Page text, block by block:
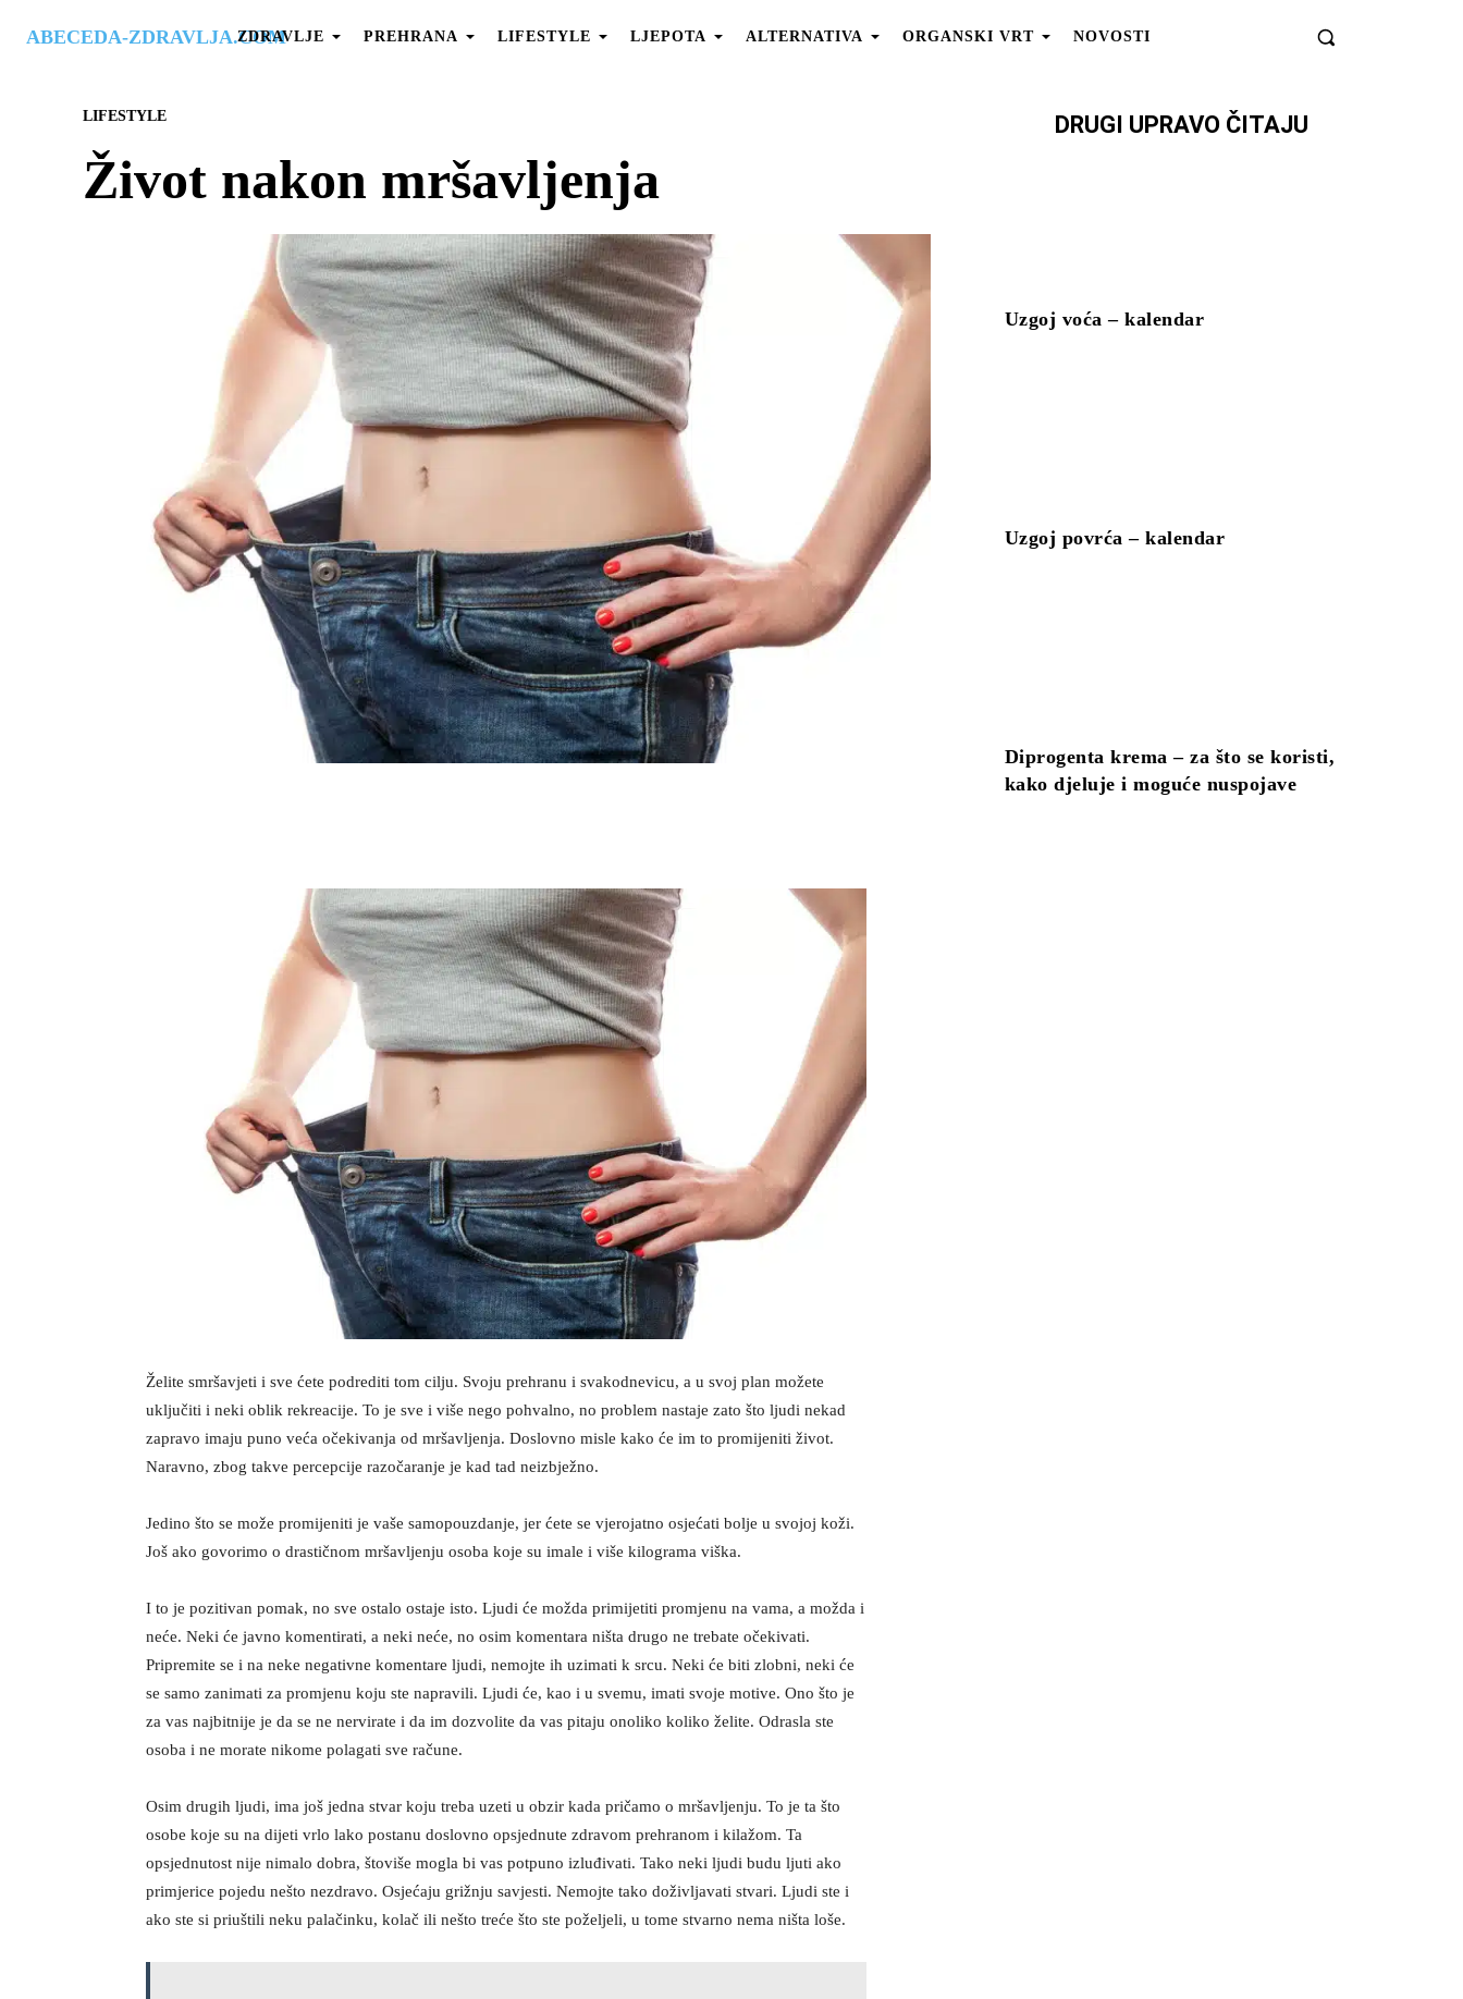
ABECEDA-ZDRAVLJA.COM
ZDRAVLJE PREHRANA LIFESTYLE LJEPOTA ALTERNATIVA ORGANSKI VRT NOVOSTI
LIFESTYLE
Život nakon mršavljenja
Želite smršavjeti i sve ćete podrediti tom cilju. Svoju prehranu i svakodnevicu, a u svoj plan možete
uključiti i neki oblik rekreacije. To je sve i više nego pohvalno, no problem nastaje zato što ljudi nekad
zapravo imaju puno veća očekivanja od mršavljenja. Doslovno misle kako će im to promijeniti život.
Naravno, zbog takve percepcije razočaranje je kad tad neizbježno.
Jedino što se može promijeniti je vaše samopouzdanje, jer ćete se vjerojatno osjećati bolje u svojoj koži.
Još ako govorimo o drastičnom mršavljenju osoba koje su imale i više kilograma viška.
I to je pozitivan pomak, no sve ostalo ostaje isto. Ljudi će možda primijetiti promjenu na vama, a možda i
neće. Neki će javno komentirati, a neki neće, no osim komentara ništa drugo ne trebate očekivati.
Pripremite se i na neke negativne komentare ljudi, nemojte ih uzimati k srcu. Neki će biti zlobni, neki će
se samo zanimati za promjenu koju ste napravili. Ljudi će, kao i u svemu, imati svoje motive. Ono što je
za vas najbitnije je da se ne nervirate i da im dozvolite da vas pitaju onoliko koliko želite. Odrasla ste
osoba i ne morate nikome polagati sve račune.
Osim drugih ljudi, ima još jedna stvar koju treba uzeti u obzir kada pričamo o mršavljenju. To je ta što
osobe koje su na dijeti vrlo lako postanu doslovno opsjednute zdravom prehranom i kilažom. Ta
opsjednutost nije nimalo dobra, štoviše mogla bi vas potpuno izluđivati. Tako neki ljudi budu ljuti ako
primjerice pojedu nešto nezdravo. Osjećaju grižnju savjesti. Nemojte tako doživljavati stvari. Ljudi ste i
ako ste si priuštili neku palačinku, kolač ili nešto treće što ste poželjeli, u tome stvarno nema ništa loše.
DRUGI UPRAVO ČITAJU
Uzgoj voća – kalendar
Uzgoj povrća – kalendar
Diprogenta krema – za što se koristi,
kako djeluje i moguće nuspojave